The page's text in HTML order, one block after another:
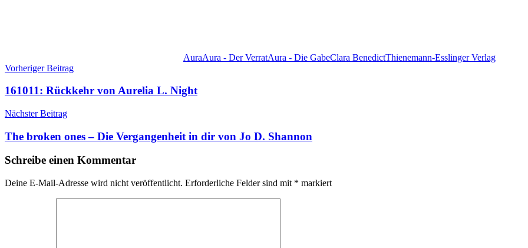
AuraAura - Der VerratAura - Die GabeClara BenedictThienemann-Esslinger Verlag
Beitragsnavigation
Vorheriger Beitrag
161011: Rückkehr von Aurelia L. Night
Nächster Beitrag
The broken ones – Die Vergangenheit in dir von Jo D. Shannon
Schreibe einen Kommentar
Deine E-Mail-Adresse wird nicht veröffentlicht. Erforderliche Felder sind mit * markiert